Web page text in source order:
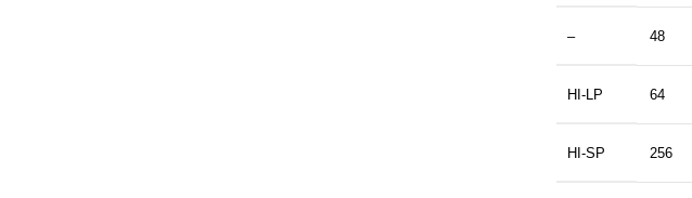
– 48
HI-LP 64
HI-SP 256